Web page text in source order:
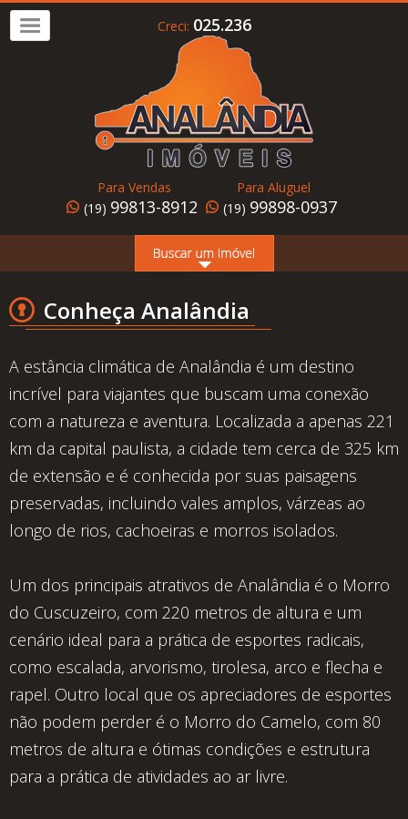
Alugar
Home
Somos
Analândia
Cadastre
seu
Imóvel
Simulador
Financeiro
Localização
Contato
Creci: 025.236
Para Vendas
(19) 99813-8912
Para Aluguel
(19) 99898-0937
Conheça Analândia
A estância climática de Analândia é um destino
incrível para viajantes que buscam uma conexão
com a natureza e aventura. Localizada a apenas 221
km da capital paulista, a cidade tem cerca de 325 km
de extensão e é conhecida por suas paisagens
preservadas, incluindo vales amplos, várzeas ao
longo de rios, cachoeiras e morros isolados.
Um dos principais atrativos de Analândia é o Morro
do Cuscuzeiro, com 220 metros de altura e um
cenário ideal para a prática de esportes radicais,
como escalada, arvorismo, tirolesa, arco e flecha e
rapel. Outro local que os apreciadores de esportes
não podem perder é o Morro do Camelo, com 80
metros de altura e ótimas condições e estrutura
para a prática de atividades ao ar livre.